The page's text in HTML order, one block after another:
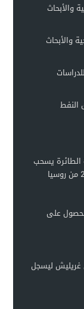
على غرار التعامل
سلاحها النووية
والأبحاث
والأبحاث
النفط
الطائرة يسحب
على
غريليش ليسجل